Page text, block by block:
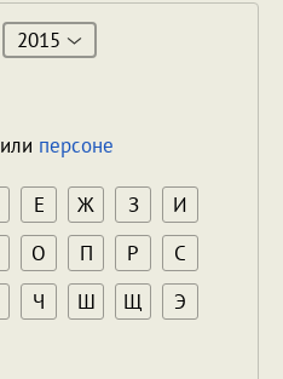
2015
или персоне
Е Ж З
И
О П Р
С
Ч Ш Щ
Э